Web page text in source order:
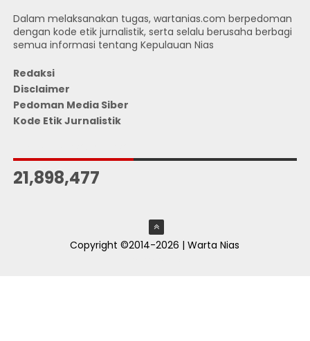
Dalam melaksanakan tugas, wartanias.com berpedoman
dengan kode etik jurnalistik, serta selalu berusaha berbagi
semua informasi tentang Kepulauan Nias
Redaksi
Disclaimer
Pedoman Media Siber
Kode Etik Jurnalistik
21,898,477
Copyright ©2014-2026 | Warta Nias